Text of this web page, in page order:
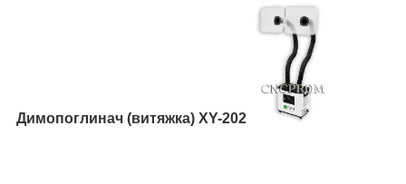
Димопоглинач (витяжка) XY-202